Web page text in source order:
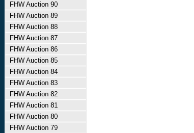
FHW Auction 90
FHW Auction 89
FHW Auction 88
FHW Auction 87
FHW Auction 86
FHW Auction 85
FHW Auction 84
FHW Auction 83
FHW Auction 82
FHW Auction 81
FHW Auction 80
FHW Auction 79